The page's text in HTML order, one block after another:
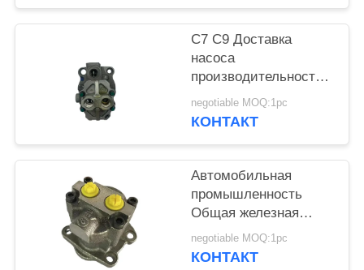
C7 C9 Доставка
насоса
производительность
дизельные части
железнодорожные
negotiable MOQ:1pc
КОНТАКТ
Автомобильная
промышленность
Общая железная
дорога C6.4
Трансферный насос
negotiable MOQ:1pc
КОНТАКТ